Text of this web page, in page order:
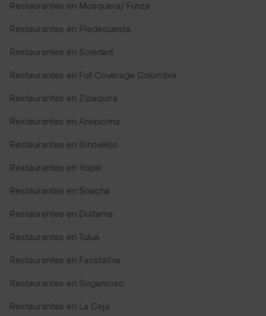
Restaurantes en Mosquera/ Funza
Restaurantes en Piedecuesta
Restaurantes en Soledad
Restaurantes en Full Coverage Colombia
Restaurantes en Zipaquira
Restaurantes en Anapoima
Restaurantes en Sincelejo
Restaurantes en Yopal
Restaurantes en Soacha
Restaurantes en Duitama
Restaurantes en Tulua
Restaurantes en Facatativa
Restaurantes en Sogamoso
Restaurantes en La Ceja